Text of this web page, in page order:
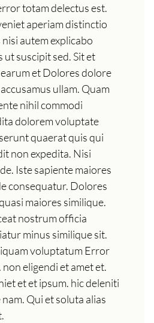
totam delectus est.
aperiam distinctio
autem explicabo
suscipit sed. Sit et
et Dolores dolore
ullam. Quam
nihil commodi
dolorem voluptate
quaerat quis qui
non expedita. Nisi
Iste sapiente maiores
consequatur. Dolores
maiores similique.
nostrum officia
minus similique sit.
voluptatum Error
eligendi et amet et.
et et ipsum. hic deleniti
Qui et soluta alias